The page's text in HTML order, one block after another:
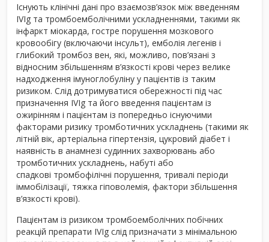
Існують клінічні дані про взаємозв’язок між введенням
IVIg та тромбоемболічними ускладненнями, такими як
інфаркт міокарда, гостре порушення мозкового
кровообігу (включаючи інсульт), емболія легенів і
глибокий тромбоз вен, які, можливо, пов’язані з
відносним збільшенням в’язкості крові через велике
надходження імуноглобуліну у пацієнтів із таким
ризиком. Слід дотримуватися обережності під час
призначення IVIg та його введення пацієнтам із
ожирінням і пацієнтам із попередньо існуючими
факторами ризику тромботичних ускладнень (такими як
літній вік, артеріальна гіпертензія, цукровий діабет і
наявність в анамнезі судинних захворювань або
тромботичних ускладнень, набуті або
спадкові тромбофілічні порушення, тривалі періоди
іммобілізації, тяжка гіповолемія, фактори збільшення
в’язкості крові).
Пацієнтам із ризиком тромбоемболічних побічних
реакцій препарати IVIg слід призначати з мінімальною